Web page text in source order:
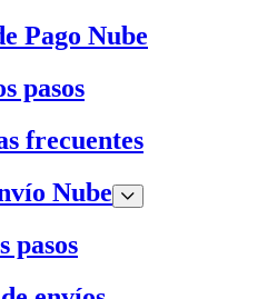
Pago Nube
pasos
frecuentes
Nube
pasos